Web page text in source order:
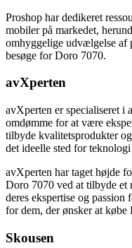
Proshop har dedikeret
mobiler på markedet,
omhyggelige udvælgelse af
besøge for Doro 7070.
avXperten
avXperten er specialiseret i
omdømme for at være
tilbyde kvalitetsprodukter
det ideelle sted for teknologi
avXperten har taget højde
Doro 7070 ved at tilbyde et
deres ekspertise og
for dem, der ønsker at købe
Skousen